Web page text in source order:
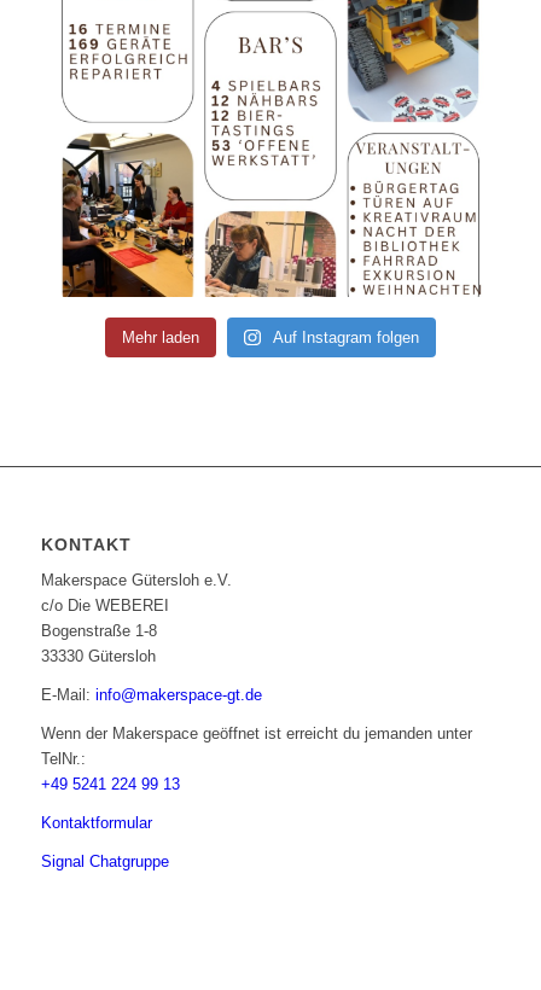
Mehr laden Auf Instagram folgen
KONTAKT
Makerspace Gütersloh e.V.
c/o Die WEBEREI
Bogenstraße 1-8
33330 Gütersloh
E-Mail: info@makerspace-gt.de
Wenn der Makerspace geöffnet ist erreicht du jemanden unter
TelNr.:
+49 5241 224 99 13
Kontaktformular
Signal Chatgruppe